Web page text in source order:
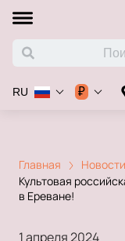
RU ₽
Главная
Новости
Культовая
в Ереване!
1 апреля 2024